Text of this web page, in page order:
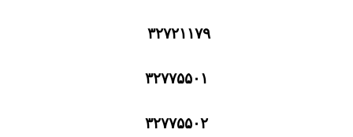
۳۲۷۲۱۱۷۹
۳۲۷۷۵۵۰۱
۳۲۷۷۵۵۰۲